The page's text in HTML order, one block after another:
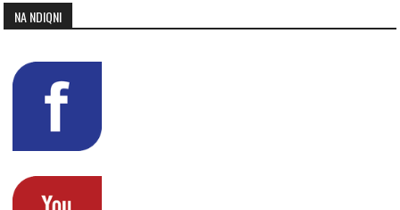
NA NDIQNI